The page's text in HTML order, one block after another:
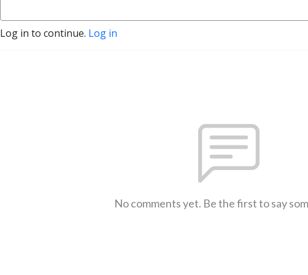
Log in to continue. Log in
No comments yet. Be the first to say